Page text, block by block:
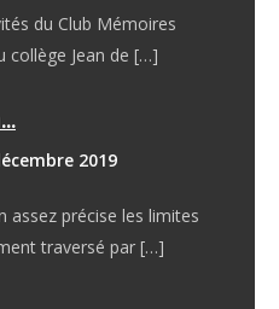
du Club Mémoires
collège Jean de […]
2019
assez précise les limites
traversé par […]